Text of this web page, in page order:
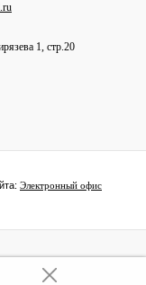
1, стр.20
Электронный офис